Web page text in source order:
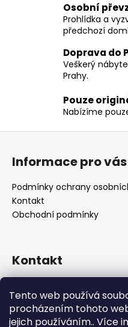
Tento web používá
procházením tohoto
jejich používáním.. Více
Osobní
Prohlídka a
předchozí
Doprava do
Veškerý
Prahy.
Pouze
Nabízíme
Informace pro vás
Podmínky ochrany
Kontakt
Obchodní podmínky
Kontakt
designrobotcz